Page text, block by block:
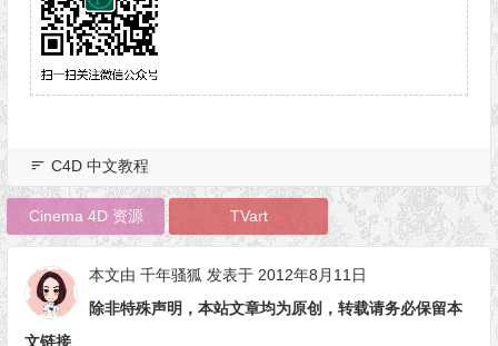
C4D 中文教程
Cinema 4D 资源 TVart
本文由 千年骚狐 发表于 2012年8月11日
除非特殊声明，本站文章均为原创，转载请务必保留本
文链接